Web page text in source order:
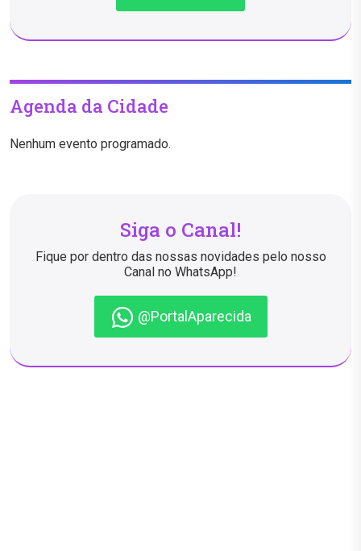
Agenda da Cidade
Nenhum evento programado.
Siga o Canal!
Fique por dentro das nossas novidades pelo nosso
Canal no WhatsApp!
@PortalAparecida